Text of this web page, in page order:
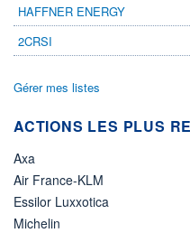
HAFFNER ENERGY
2CRSI
Gérer mes listes
ACTIONS LES PLUS
Axa
Air France-KLM
Essilor Luxxotica
Michelin